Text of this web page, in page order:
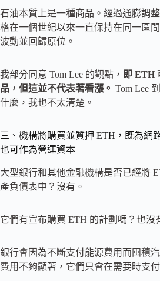
石油本質上是一種商品。經過通膨調
格在一個世紀以來一直保持在同一區
波動並回歸原位。
我部分同意 Tom Lee 的觀點， 即 ETH
品，但這並不代表著看漲。 Tom Lee
什麼，我也不太清楚。
三、機構將購買並質押 ETH，既為網
也可作為營運資本
大型銀行和其他金融機構是否已經將
產負債表中？沒有。
它們有宣布購買 ETH 的計劃嗎？也沒
銀行會因為不斷支付能源費用而囤積
費用不夠顯著，它們只會在需要時支付